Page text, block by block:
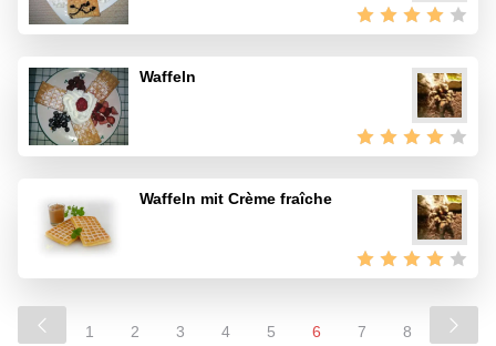
Waffeln
Waffeln mit Crème fraîche
1 2 3 4 5 6 7 8